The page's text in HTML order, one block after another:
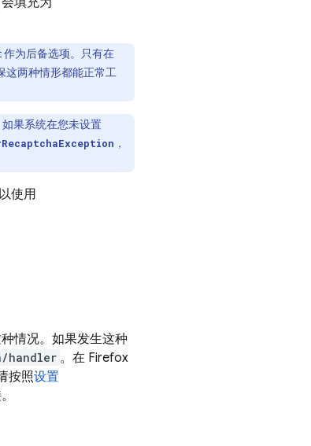
为后备选项。只有在
这两种情形都能正常工
果系统在您未设置
，
使用
情况。如果发生这种
handler 。在 Firefox
按照设置